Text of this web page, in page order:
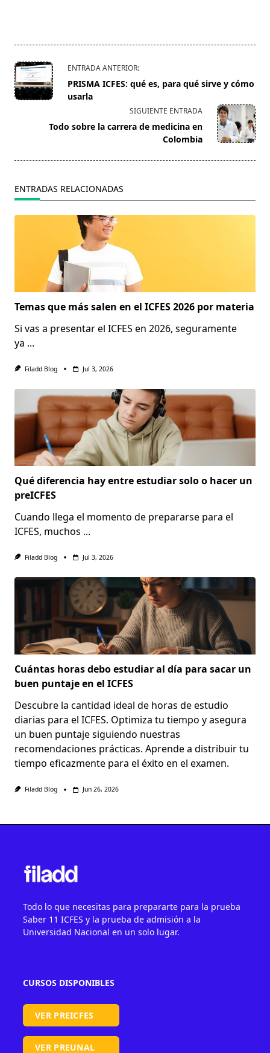
<span
class="nav-
subtitle
ENTRADA ANTERIOR:
PRISMA ICFES: qué es, para qué sirve y cómo
usarla
SIGUIENTE ENTRADA
Todo sobre la carrera de medicina en
Colombia
ENTRADAS RELACIONADAS
Temas que más salen en el ICFES 2026 por materia
Si vas a presentar el ICFES en 2026, seguramente
ya ...
Filadd Blog Jul 3, 2026
Qué diferencia hay entre estudiar solo o hacer un
preICFES
Cuando llega el momento de prepararse para el
ICFES, muchos ...
Filadd Blog Jul 3, 2026
Cuántas horas debo estudiar al día para sacar un
buen puntaje en el ICFES
Descubre la cantidad ideal de horas de estudio
diarias para el ICFES. Optimiza tu tiempo y asegura
un buen puntaje siguiendo nuestras
recomendaciones prácticas. Aprende a distribuir tu
tiempo eficazmente para el éxito en el examen.
Filadd Blog Jun 26, 2026
Todo lo que necesitas para prepararte para la prueba
Saber 11 ICFES y la prueba de admisión a la
Universidad Nacional en un solo lugar.
CURSOS DISPONIBLES
VER PREICFES
VER PREUNAL